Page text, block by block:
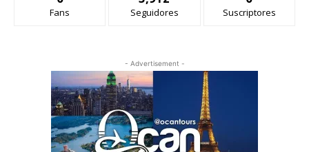
Fans Seguidores Suscriptores
- Advertisement -